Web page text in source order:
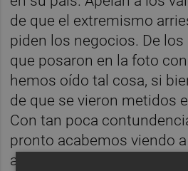
de que el extremismo
piden los negocios. De los
que posaron en la foto
hemos oído tal cosa, si
de que se vieron metidos
Con tan poca
pronto acabemos viendo
al frente de nuestro